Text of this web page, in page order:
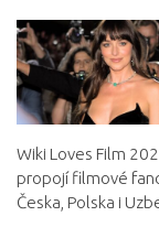
Wiki Loves Film
propojí filmové
Česka, Polska i